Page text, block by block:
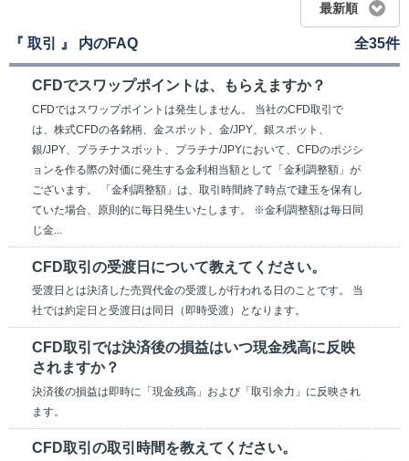
最新順
『 取引 』 内のFAQ 全35件
CFDでスワップポイントは、もらえますか？
CFDではスワップポイントは発生しません。 当社のCFD取引で
は、株式CFDの各銘柄、金スポット、金/JPY、銀スポット、
銀/JPY、プラチナスポット、プラチナ/JPYにおいて、CFDのポジシ
ョンを作る際の対価に発生する金利相当額として「金利調整額」が
ございます。 「金利調整額」は、取引時間終了時点で建玉を保有し
ていた場合、原則的に毎日発生いたします。 ※金利調整額は毎日同
じ金...
CFD取引の受渡日について教えてください。
受渡日とは決済した売買代金の受渡しが行われる日のことです。 当
社では約定日と受渡日は同日（即時受渡）となります。
CFD取引では決済後の損益はいつ現金残高に反映
されますか？
決済後の損益は即時に「現金残高」および「取引余力」に反映され
ます。
CFD取引の取引時間を教えてください。